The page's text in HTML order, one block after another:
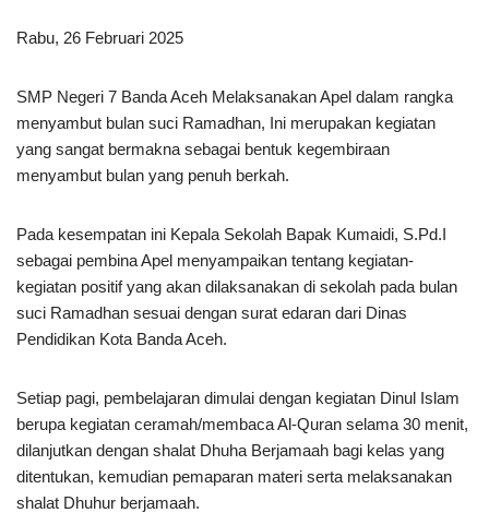
Rabu, 26 Februari 2025
SMP Negeri 7 Banda Aceh Melaksanakan Apel dalam rangka
menyambut bulan suci Ramadhan, Ini merupakan kegiatan
yang sangat bermakna sebagai bentuk kegembiraan
menyambut bulan yang penuh berkah.
Pada kesempatan ini Kepala Sekolah Bapak Kumaidi, S.Pd.I
sebagai pembina Apel menyampaikan tentang kegiatan-
kegiatan positif yang akan dilaksanakan di sekolah pada bulan
suci Ramadhan sesuai dengan surat edaran dari Dinas
Pendidikan Kota Banda Aceh.
Setiap pagi, pembelajaran dimulai dengan kegiatan Dinul Islam
berupa kegiatan ceramah/membaca Al-Quran selama 30 menit,
dilanjutkan dengan shalat Dhuha Berjamaah bagi kelas yang
ditentukan, kemudian pemaparan materi serta melaksanakan
shalat Dhuhur berjamaah.